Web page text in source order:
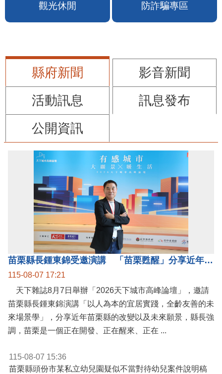
觀光休閒 防詐騙專區
縣府新聞
影音新聞
活動訊息
訊息發布
公開資訊
苗栗縣長鍾東錦受邀演講 「苗栗甦醒」分享近年轉變
115-08-07 17:21
天下雜誌8月7日舉辦「2026天下城市高峰論壇」，邀請
苗栗縣長鍾東錦演講「以人為本的宜居實踐，全齡友善的未
來場景學」，分享近年苗栗縣的改變以及未來願景，縣長強
調，苗栗是一個正在開發、正在醒來、正在 ...
115-08-07 15:36
苗栗縣頭份市某私立幼兒園疑似不當對待幼兒案件說明稿